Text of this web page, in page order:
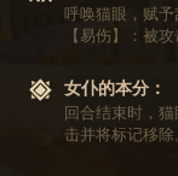
呼唤猫眼，赋
【易伤】：被
女仆的本分：
回合结束时，
击并将标记移除。